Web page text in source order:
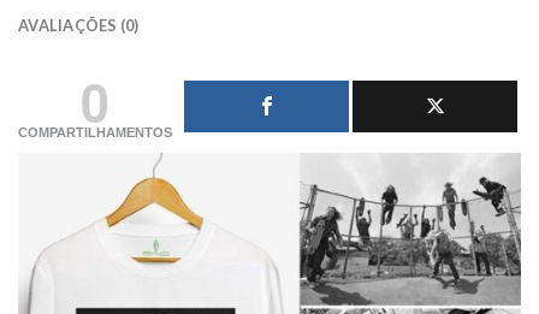
AVALIAÇÕES (0)
0
COMPARTILHAMENTOS